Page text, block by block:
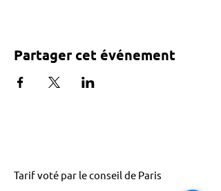
Partager cet événement
Tarif voté par le conseil de Paris